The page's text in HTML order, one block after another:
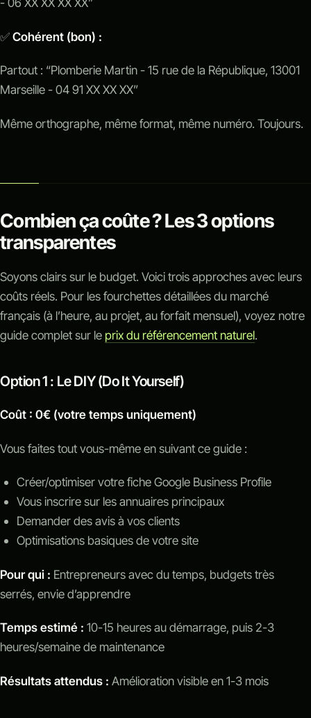
✅Cohérent (bon) :
Partout : “Plomberie Martin - 15 rue de la République, 13001
Marseille - 04 91 XX XX XX”
Même orthographe, même format, même numéro. Toujours.
Combien ça coûte ? Les 3 options
transparentes
Soyons clairs sur le budget. Voici trois approches avec leurs
coûts réels. Pour les fourchettes détaillées du marché
français (à l’heure, au projet, au forfait mensuel), voyez notre
guide complet sur le prix du référencement naturel.
Option 1 : Le DIY (Do It Yourself)
Coût : 0€ (votre temps uniquement)
Vous faites tout vous-même en suivant ce guide :
Créer/optimiser votre fiche Google Business Profile
Vous inscrire sur les annuaires principaux
Demander des avis à vos clients
Optimisations basiques de votre site
Pour qui : Entrepreneurs avec du temps, budgets très
serrés, envie d’apprendre
Temps estimé : 10-15 heures au démarrage, puis 2-3
heures/semaine de maintenance
Résultats attendus : Amélioration visible en 1-3 mois